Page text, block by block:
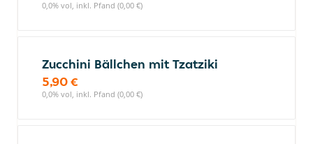
0,0% vol, inkl. Pfand (0,00 €)
Zucchini Bällchen mit Tzatziki
5,90 €
0,0% vol, inkl. Pfand (0,00 €)